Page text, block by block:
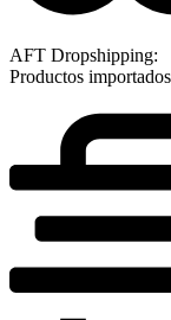
AFT Dropshipping:
Productos